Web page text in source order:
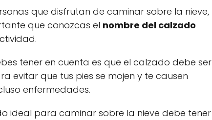
que disfrutan de caminar sobre la nieve,
que conozcas el nombre del calzado
tener en cuenta es que el calzado debe ser
evitar que tus pies se mojen y te causen
enfermedades.
ideal para caminar sobre la nieve debe tener